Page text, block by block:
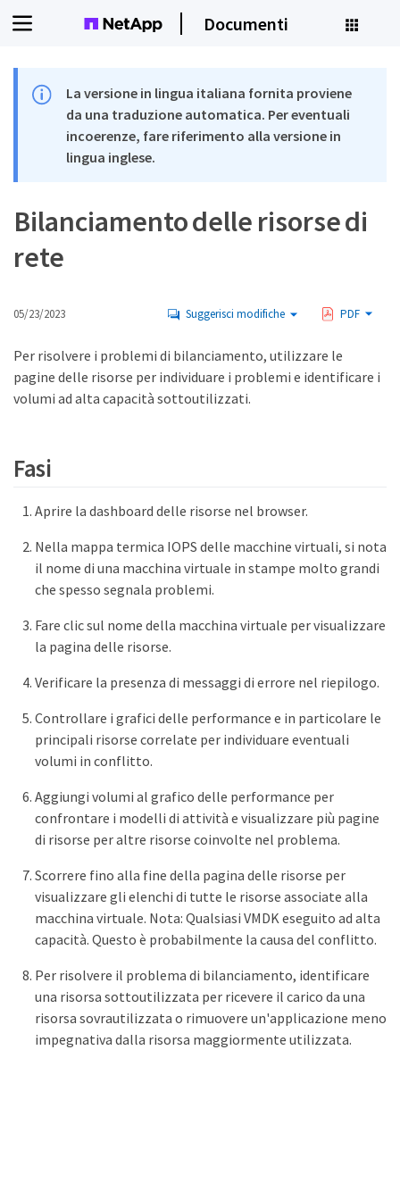
Documenti
La versione in lingua italiana fornita proviene
da una traduzione automatica. Per eventuali
incoerenze, fare riferimento alla versione in
lingua inglese.
Bilanciamento delle risorse di
rete
05/23/2023 Suggerisci modifiche PDF
Per risolvere i problemi di bilanciamento, utilizzare le
pagine delle risorse per individuare i problemi e identificare i
volumi ad alta capacità sottoutilizzati.
Fasi
Aprire la dashboard delle risorse nel browser.
Nella mappa termica IOPS delle macchine virtuali, si nota
il nome di una macchina virtuale in stampe molto grandi
che spesso segnala problemi.
Fare clic sul nome della macchina virtuale per visualizzare
la pagina delle risorse.
Verificare la presenza di messaggi di errore nel riepilogo.
Controllare i grafici delle performance e in particolare le
principali risorse correlate per individuare eventuali
volumi in conflitto.
Aggiungi volumi al grafico delle performance per
confrontare i modelli di attività e visualizzare più pagine
di risorse per altre risorse coinvolte nel problema.
Scorrere fino alla fine della pagina delle risorse per
visualizzare gli elenchi di tutte le risorse associate alla
macchina virtuale. Nota: Qualsiasi VMDK eseguito ad alta
capacità. Questo è probabilmente la causa del conflitto.
Per risolvere il problema di bilanciamento, identificare
una risorsa sottoutilizzata per ricevere il carico da una
risorsa sovrautilizzata o rimuovere un'applicazione meno
impegnativa dalla risorsa maggiormente utilizzata.